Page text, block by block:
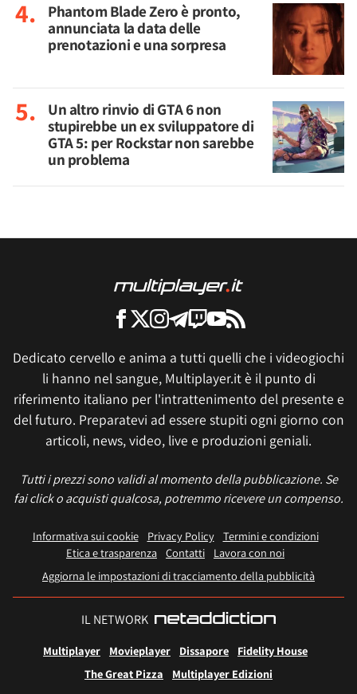
Phantom Blade Zero è pronto,
annunciata la data delle
prenotazioni e una sorpresa
Un altro rinvio di GTA 6 non
stupirebbe un ex sviluppatore di
GTA 5: per Rockstar non sarebbe
un problema
Dedicato cervello e anima a tutti quelli che i videogiochi
li hanno nel sangue, Multiplayer.it è il punto di
riferimento italiano per l'intrattenimento del presente e
del futuro. Preparatevi ad essere stupiti ogni giorno con
articoli, news, video, live e produzioni geniali.
Tutti i prezzi sono validi al momento della pubblicazione. Se
fai click o acquisti qualcosa, potremmo ricevere un compenso.
Informativa sui cookie Privacy Policy
Termini e condizioni
Etica e trasparenza Contatti
Lavora con noi
Aggiorna le impostazioni di tracciamento della pubblicità
IL NETWORK
Multiplayer Movieplayer Dissapore
Fidelity House
The Great Pizza
Multiplayer Edizioni